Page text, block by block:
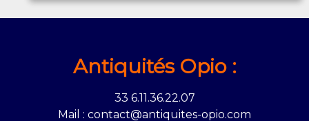
Antiquités Opio :
33 6.11.36.22.07
Mail : contact@antiquites-opio.com